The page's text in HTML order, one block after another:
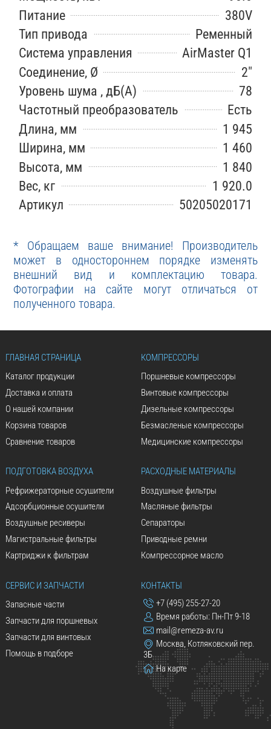
Питание
380V
Тип привода
Ременный
Система управления
AirMaster Q1
Соединение, Ø
2"
Уровень шума , дБ(А)
78
Частотный преобразователь
Есть
Длина, мм
1 945
Ширина, мм
1 460
Высота, мм
1 840
Вес, кг
1 920.0
Артикул
50205020171
* Обращаем ваше внимание! Производитель
может в одностороннем порядке изменять
внешний вид и комплектацию товара.
Фотографии на сайте могут отличаться от
полученного товара.
ГЛАВНАЯ СТРАНИЦА
Каталог продукции
Доставка и оплата
О нашей компании
Корзина товаров
Сравнение товаров
КОМПРЕССОРЫ
Поршневые компрессоры
Винтовые компрессоры
Дизельные компрессоры
Безмасленые компрессоры
Медицинские компрессоры
ПОДГОТОВКА ВОЗДУХА
Рефрижераторные осушители
Адсорбционные осушители
Воздушные ресиверы
Магистральные фильтры
Картриджи к фильтрам
РАСХОДНЫЕ МАТЕРИАЛЫ
Воздушные фильтры
Масляные фильтры
Сепараторы
Приводные ремни
Компрессорное масло
СЕРВИС И ЗАПЧАСТИ
Запасные части
Запчасти для поршневых
Запчасти для винтовых
Помощь в подборе
КОНТАКТЫ
+7 (495) 255-27-20
Время работы: Пн-Пт 9-18
mail@remeza-av.ru
Москва, Котляковский пер.
3Б
На карте